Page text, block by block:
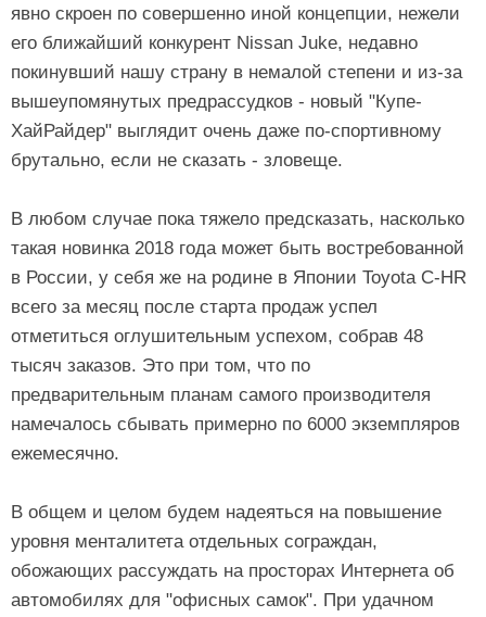
явно скроен по совершенно иной концепции, нежели
его ближайший конкурент Nissan Juke, недавно
покинувший нашу страну в немалой степени и из-за
вышеупомянутых предрассудков - новый "Купе-
ХайРайдер" выглядит очень даже по-спортивному
брутально, если не сказать - зловеще.
В любом случае пока тяжело предсказать, насколько
такая новинка 2018 года может быть востребованной
в России, у себя же на родине в Японии Toyota C-HR
всего за месяц после старта продаж успел
отметиться оглушительным успехом, собрав 48
тысяч заказов. Это при том, что по
предварительным планам самого производителя
намечалось сбывать примерно по 6000 экземпляров
ежемесячно.
В общем и целом будем надеяться на повышение
уровня менталитета отдельных сограждан,
обожающих рассуждать на просторах Интернета об
автомобилях для "офисных самок". При удачном